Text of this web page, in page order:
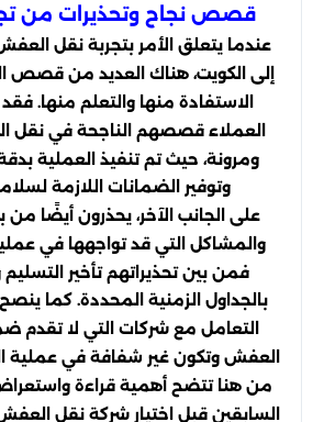
قصص نجاح وتحذيرات من
عندما يتعلق الأمر بتجربة نقل
إلى الكويت، هناك العديد من قصص
الاستفادة منها والتعلم منها.
العملاء قصصهم الناجحة في نقل
ومرونة، حيث تم تنفيذ العملية
وتوفير الضمانات اللازمة
على الجانب الآخر، يحذرون أيضًا
والمشاكل التي قد تواجهها في
فمن بين تحذيراتهم تأخير التسليم
بالجداول الزمنية المحددة. كما
التعامل مع شركات التي لا تقدم
العفش وتكون غير شفافة في عملية
من هنا تتضح أهمية قراءة
السابقين قبل اختيار شركة نقل